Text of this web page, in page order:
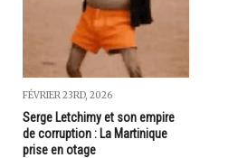
FÉVRIER 23RD, 2026
Serge Letchimy et son empire
de corruption : La Martinique
prise en otage